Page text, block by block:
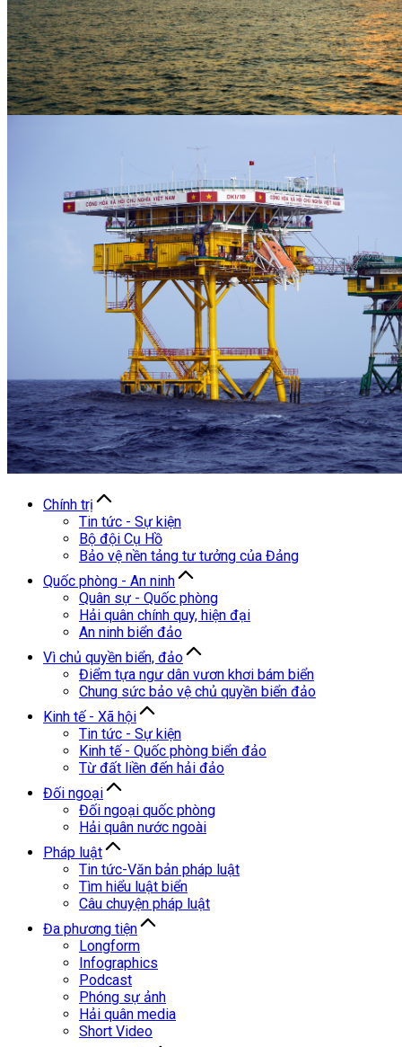
Chính trị
Tin tức - Sự kiện
Bộ đội Cụ Hồ
Bảo vệ nền tảng tư tưởng của Đảng
Quốc phòng - An ninh
Quân sự - Quốc phòng
Hải quân chính quy, hiện đại
An ninh biển đảo
Vì chủ quyền biển, đảo
Điểm tựa ngư dân vươn khơi bám biển
Chung sức bảo vệ chủ quyền biển đảo
Kinh tế - Xã hội
Tin tức - Sự kiện
Kinh tế - Quốc phòng biển đảo
Từ đất liền đến hải đảo
Đối ngoại
Đối ngoại quốc phòng
Hải quân nước ngoài
Pháp luật
Tin tức-Văn bản pháp luật
Tìm hiểu luật biển
Câu chuyện pháp luật
Đa phương tiện
Longform
Infographics
Podcast
Phóng sự ảnh
Hải quân media
Short Video